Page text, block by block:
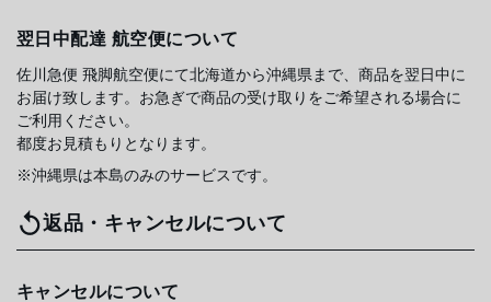
翌日中配達 航空便について
佐川急便 飛脚航空便にて北海道から沖縄県まで、商品を翌日中に
お届け致します。お急ぎで商品の受け取りをご希望される場合に
ご利用ください。
都度お見積もりとなります。
※沖縄県は本島のみのサービスです。
返品・キャンセルについて
キャンセルについて